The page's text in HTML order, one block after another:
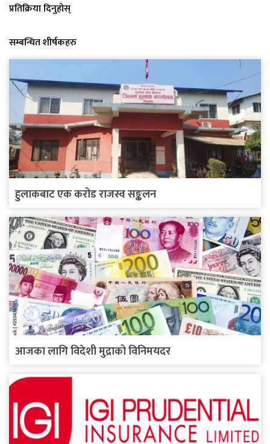
प्रतिक्रिया दिनुहोस्
सम्बन्धित शीर्षकहरु
हुलाकबाट एक करोड राजस्व सङ्कलन
आजका लागि विदेशी मुद्राको विनिमयदर